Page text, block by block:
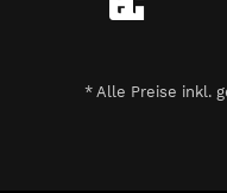
* Alle Preise inkl.